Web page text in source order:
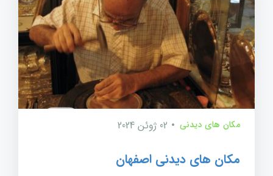
مکان های دیدنی 02 ژوئن 2024
مکان های دیدنی اصفهان